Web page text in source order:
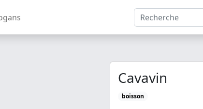
Cavavin
boisson